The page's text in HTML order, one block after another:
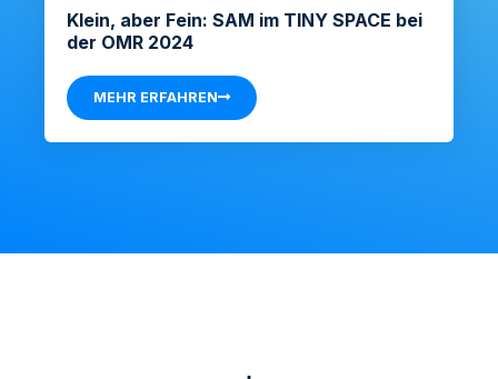
Klein, aber Fein: SAM im TINY SPACE bei
der OMR 2024
MEHR ERFAHREN